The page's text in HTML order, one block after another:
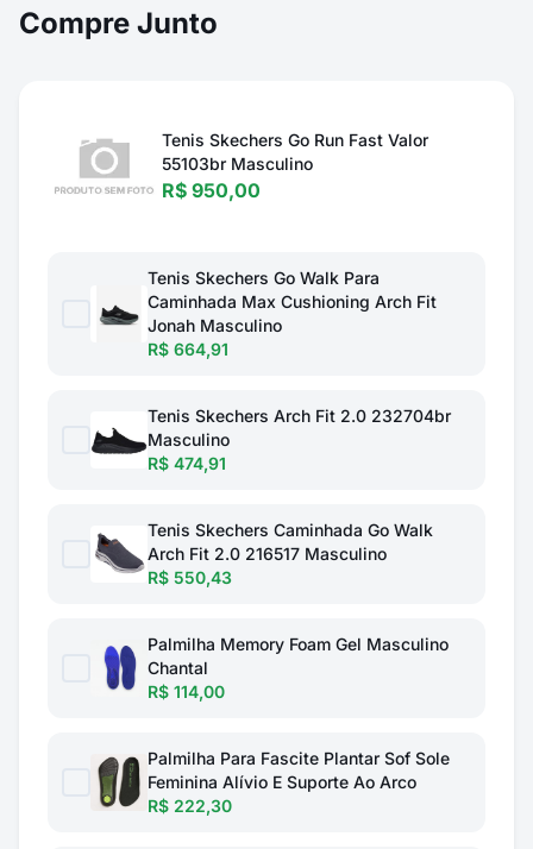
Compre Junto
Tenis Skechers Go Run Fast Valor
55103br Masculino
R$ 950,00
Tenis Skechers Go Walk Para
Caminhada Max Cushioning Arch Fit
Jonah Masculino
R$ 664,91
Tenis Skechers Arch Fit 2.0 232704br
Masculino
R$ 474,91
Tenis Skechers Caminhada Go Walk
Arch Fit 2.0 216517 Masculino
R$ 550,43
Palmilha Memory Foam Gel Masculino
Chantal
R$ 114,00
Palmilha Para Fascite Plantar Sof Sole
Feminina Alívio E Suporte Ao Arco
R$ 222,30